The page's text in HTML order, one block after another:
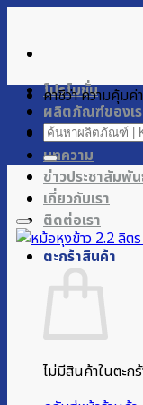
เนื้อหาโปรโมชั่น
ผลิตภัณฑ์ของเ
การสนับสนุน
บทความ
ข่าวประชาสัมพั
เกี่ยวกับเรา
ติดต่อเรา
ตะกร้าสินค้า
ไม่มีสินค้าในตะก
คาชิว่า ความคุ้มค่
ค้นหา: